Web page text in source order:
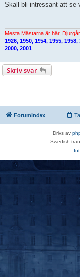
l
Skall bli intressant att se
Mesta Mästarna är här,
1926, 1950, 1954, 1955,
2000, 2001
Skriv svar
Forumindex
Drivs av
Swedish